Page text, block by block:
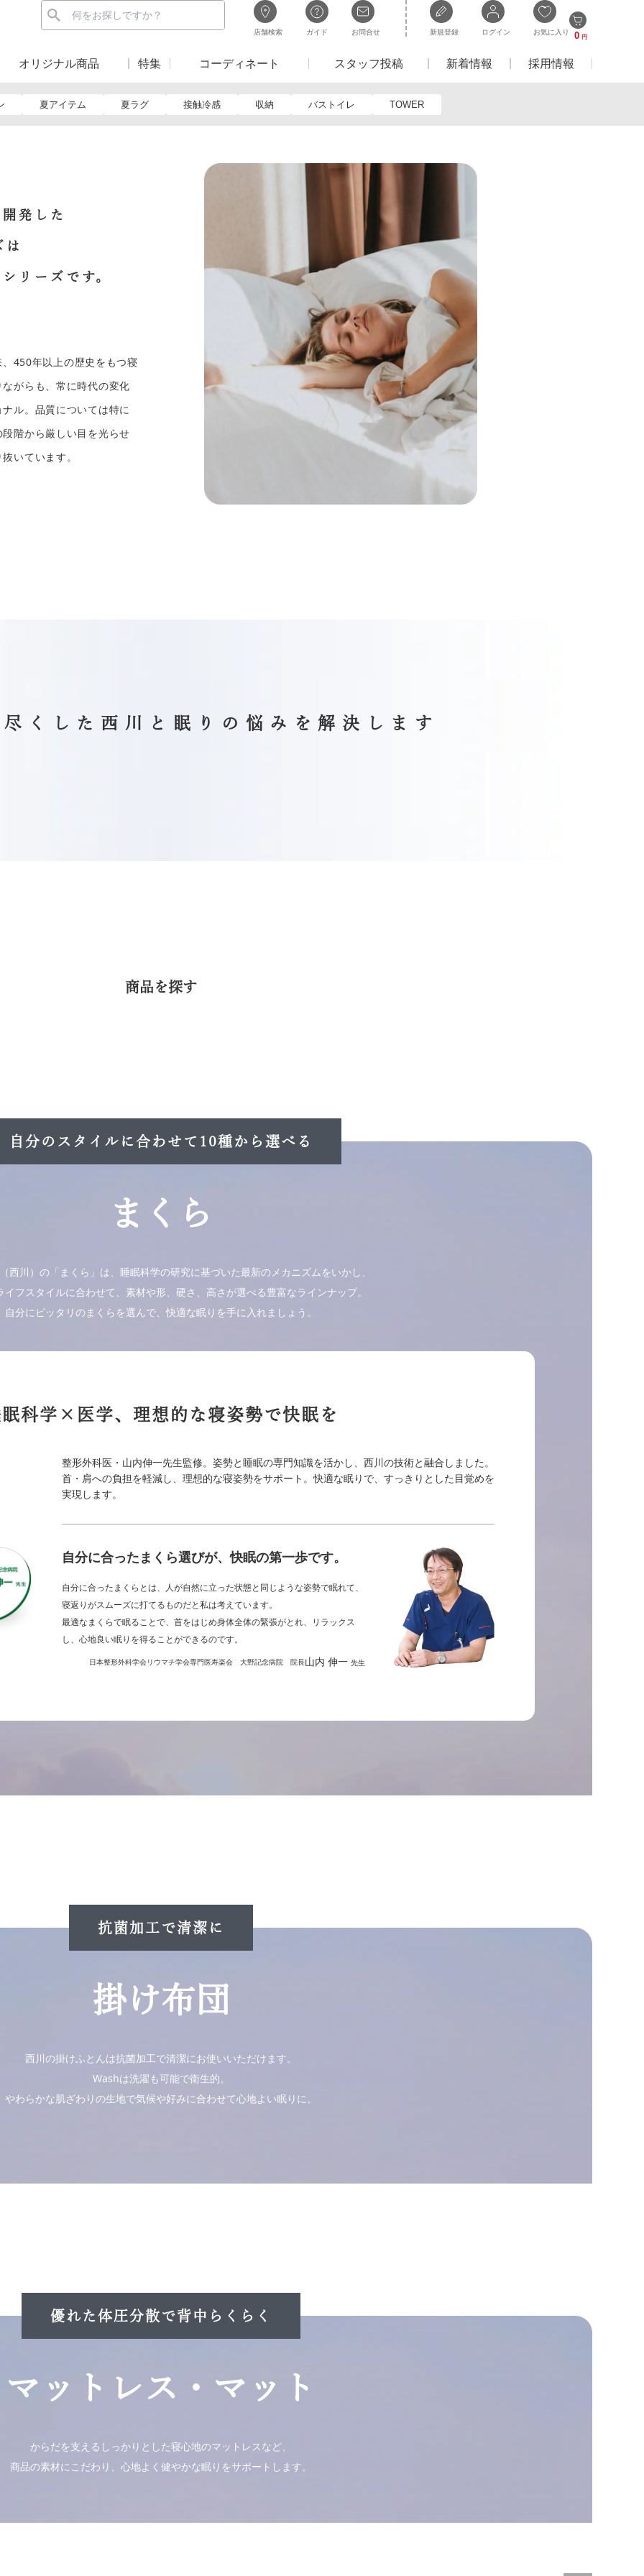
店舗検索 ガイド お問合せ 新規登録 ログイン お気に入り 0 円
オリジナル商品 特集 コーディネート スタッフ投稿 新着情報 採用情報
夏アイテム 夏ラグ 接触冷感 収納 バストイレ TOWER
発した
リーズです。
450年以上の歴史をもつ寝
がらも、常に時代の変化
ル。品質については特に
階から厳しい目を光らせ
いています。
くした西川と 眠りの悩みを解決します
商品を探す
自分のスタイルに合わせて 10種から選べる
まくら
西川）の「まくら」は、睡眠科学の研究に基づいた最新のメカニズムをいかし、
イフスタイルに合わせて、素材や形、硬さ、高さが選べる豊富なラインナップ。
自分にピッタリのまくらを選んで、快適な眠りを手に入れましょう。
科学×医学、 理想的な寝姿勢で快眠を
整形外科医・山内伸一先生監修。姿勢と睡眠の専門知識を活かし、西川の技術と融合しました。
首・肩への負担を軽減し、理想的な寝姿勢をサポート。快適な眠りで、すっきりとした目覚めを
実現します。
自分に合ったまくら選びが、快眠の第一歩です。
自分に合ったまくらとは、人が自然に立った状態と同じような姿勢で眠れて、
寝返りがスムーズに打てるものだと私は考えています。
最適なまくらで眠ることで、首をはじめ身体全体の緊張がとれ、リラックス
し、心地良い眠りを得ることができるのです。
日本整形外科学会リウマチ学会専門医寿楽会 大野記念病院 院長山内 伸一 先生
抗菌加工で清潔に
掛け布団
西川の掛けふとんは抗菌加工で清潔にお使いいただけます。
Washは洗濯も可能で衛生的。
やわらかな肌ざわりの生地で気候や好みに合わせて心地よい眠りに。
優れた体圧分散で背中らくらく
マットレス・マット
からだを支えるしっかりとした寝心地のマットレスなど、
商品の素材にこだわり、心地よく健やかな眠りをサポートします。